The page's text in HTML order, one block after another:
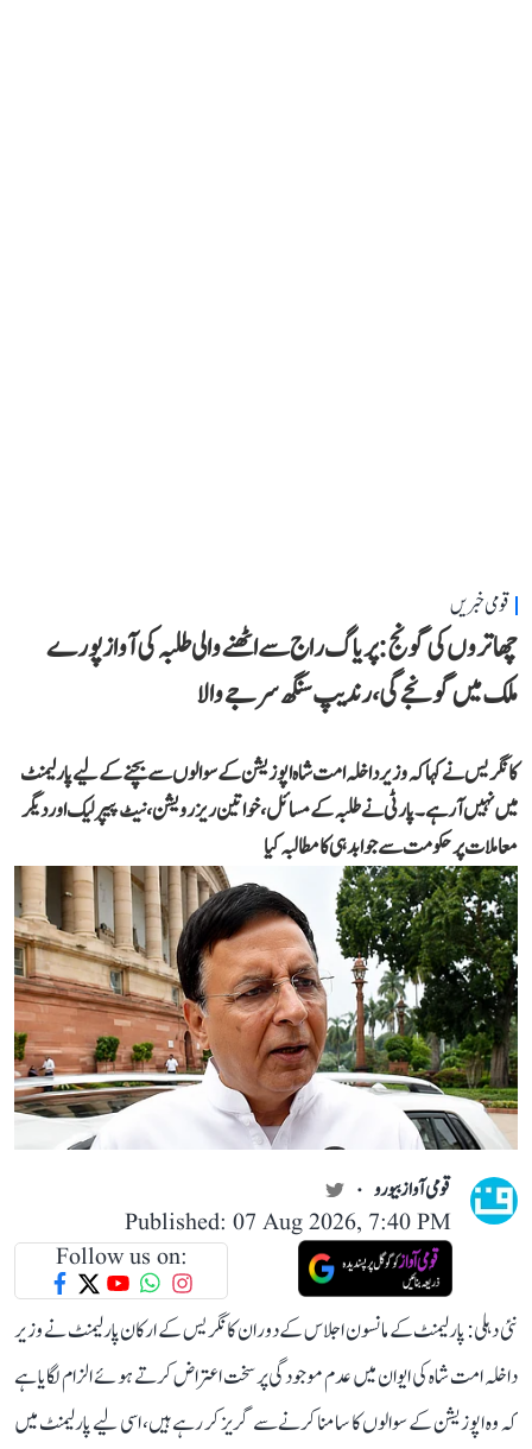
قومی خبریں
چھاتروں کی گونج: پریاگ راج سے اٹھنے والی طلبہ کی آواز پورے
ملک میں گونجے گی، رندیپ سنگھ سرجے والا
کانگریس نے کہا کہ وزیر داخلہ امت شاہ اپوزیشن کے سوالوں سے بچنے کے لیے پارلیمنٹ
میں نہیں آ رہے۔ پارٹی نے طلبہ کے مسائل، خواتین ریزرویشن، نیٹ پیپر لیک اور دیگر
معاملات پر حکومت سے جوابدہی کا مطالبہ کیا
قومی آواز بیورو
Published: 07 Aug 2026, 7:40 PM
Follow us on:
نئی دہلی: پارلیمنٹ کے مانسون اجلاس کے دوران کانگریس کے ارکان پارلیمنٹ نے وزیر
داخلہ امت شاہ کی ایوان میں عدم موجودگی پر سخت اعتراض کرتے ہوئے الزام لگایا ہے
کہ وہ اپوزیشن کے سوالوں کا سامنا کرنے سے گریز کر رہے ہیں، اسی لیے پارلیمنٹ میں